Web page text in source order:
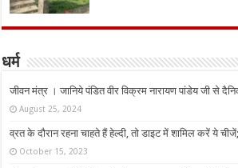
धर्म
जीवन मंत्र । जानिये पंडित वीर विक्रम नारायण पांडेय जी से
August 25, 2024
व्रत के दौरान रहना चाहते हैं हेल्दी, तो डाइट में शामिल करें ये
October 15, 2023